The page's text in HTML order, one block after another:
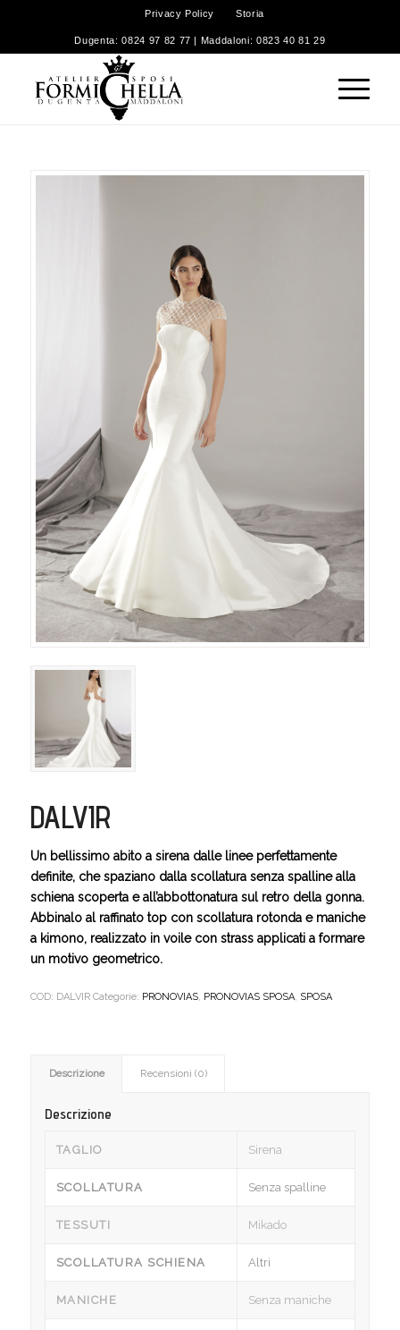
Privacy Policy Storia
Dugenta: 0824 97 82 77 | Maddaloni: 0823 40 81 29
DALVIR
Un bellissimo abito a sirena dalle linee perfettamente
definite, che spaziano dalla scollatura senza spalline alla
schiena scoperta e all’abbottonatura sul retro della gonna.
Abbinalo al raffinato top con scollatura rotonda e maniche
a kimono, realizzato in voile con strass applicati a formare
un motivo geometrico.
COD: DALVIR Categorie: PRONOVIAS, PRONOVIAS SPOSA, SPOSA
Descrizione Recensioni (0)
Descrizione
TAGLIO Sirena
SCOLLATURA Senza spalline
TESSUTI Mikado
SCOLLATURA SCHIENA Altri
MANICHE Senza maniche